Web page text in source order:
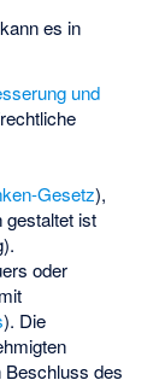
kann es in
und
Gesetz),
gestaltet ist
oder
). Die
Beschluss des